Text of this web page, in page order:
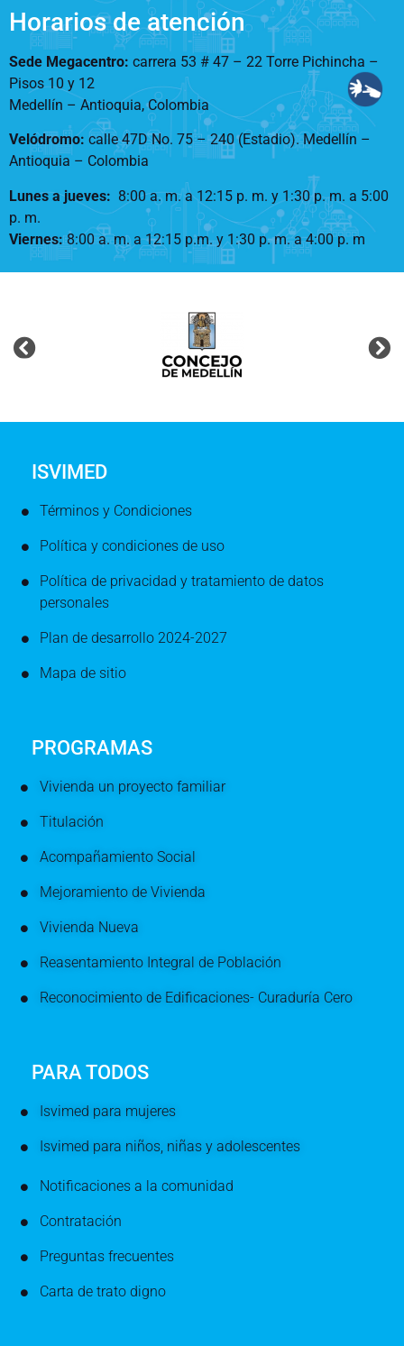
Horarios de atención
Sede Megacentro: carrera 53 # 47 – 22 Torre Pichincha –
Pisos 10 y 12
Medellín – Antioquia, Colombia
Velódromo: calle 47D No. 75 – 240 (Estadio). Medellín –
Antioquia – Colombia
Lunes a jueves: 8:00 a. m. a 12:15 p. m. y 1:30 p. m. a 5:00
p. m.
Viernes:8:00 a. m. a 12:15 p.m. y 1:30 p. m. a 4:00 p. m
ISVIMED
Términos y Condiciones
Política y condiciones de uso
Política de privacidad y tratamiento de datos
personales
Plan de desarrollo 2024-2027
Mapa de sitio
PROGRAMAS
Vivienda un proyecto familiar
Titulación
Acompañamiento Social
Mejoramiento de Vivienda
Vivienda Nueva
Reasentamiento Integral de Población
Reconocimiento de Edificaciones- Curaduría Cero
PARA TODOS
Isvimed para mujeres
Isvimed para niños, niñas y adolescentes
Notificaciones a la comunidad
Contratación
Preguntas frecuentes
Carta de trato digno